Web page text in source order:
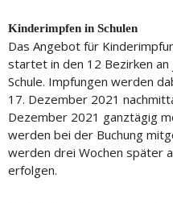
Kinderimpfen in Schulen
Das Angebot für
startet in den 12 Bezirken
Schule. Impfungen werden
17. Dezember 2021
Dezember 2021 ganztägig
werden bei der Buchung
werden drei Wochen später
erfolgen.